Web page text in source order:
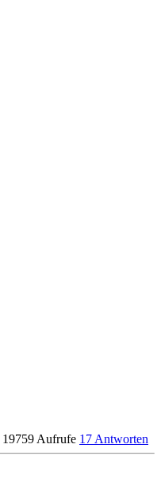
19759 Aufrufe 17 Antworten